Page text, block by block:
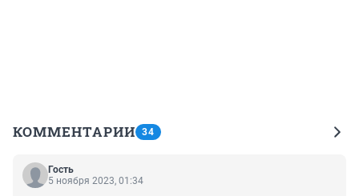
КОММЕНТАРИИ 34
Гость
5 ноября 2023, 01:34